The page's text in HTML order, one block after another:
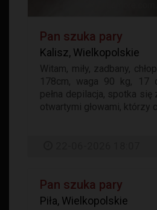
Pan szuka pary
Kalisz, Wielkopolskie
Witam, miły, zadbany,
178cm, waga 90 kg, 17
pełna depilacja, spotka
otwartymi głowami, którzy
Pan szuka pary
Piła, Wielkopolskie